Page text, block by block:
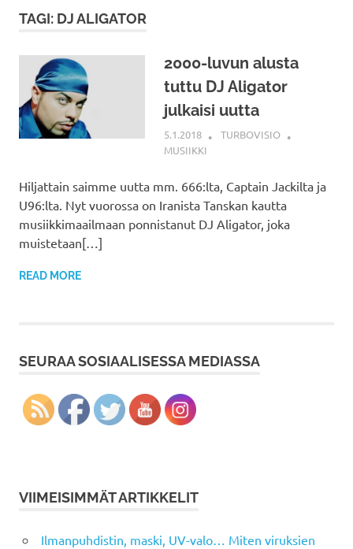
TAGI: DJ ALIGATOR
2000-luvun alusta
tuttu DJ Aligator
julkaisi uutta
5.1.2018
TURBOVISIO
MUSIIKKI
Hiljattain saimme uutta mm. 666:lta, Captain Jackilta ja
U96:lta. Nyt vuorossa on Iranista Tanskan kautta
musiikkimaailmaan ponnistanut DJ Aligator, joka
muistetaan[…]
READ MORE
SEURAA SOSIAALISESSA MEDIASSA
VIIMEISIMMÄT ARTIKKELIT
Ilmanpuhdistin, maski, UV-valo… Miten viruksien